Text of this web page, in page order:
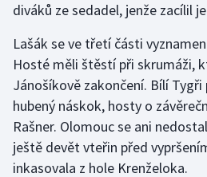
diváků ze sedadel, jenže zacílil
Lašák se ve třetí části
Hosté měli štěstí při skrumáži,
Jánošíkově zakončení. Bílí
hubený náskok, hosty o
Rašner. Olomouc se ani
ještě devět vteřin před
inkasovala z hole Krenželoka.